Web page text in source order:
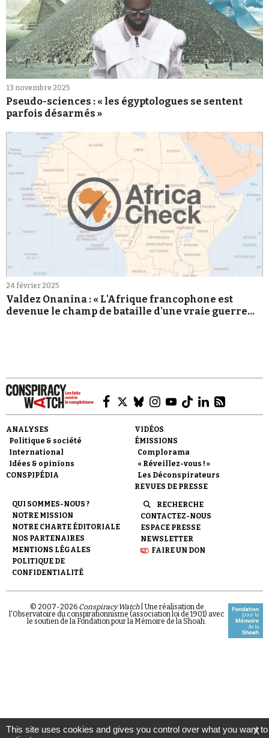
13 novembre 2025
Pseudo-sciences : « les égyptologues se sentent
parfois désarmés »
24 février 2025
Valdez Onanina : « L'Afrique francophone est
devenue le champ de bataille d'une vraie guerre
ANALYSES
Politique & société
International
Idées & opinions
CONSPIPÉDIA
VIDÉOS
ÉMISSIONS
Complorama
« Réveillez-vous ! »
Les Déconspirateurs
REVUES DE PRESSE
QUI SOMMES-NOUS ?
NOTRE MISSION
NOTRE CHARTE ÉDITORIALE
NOS PARTENAIRES
MENTIONS LÉGALES
POLITIQUE DE
CONFIDENTIALITÉ
RECHERCHE
CONTACTEZ-NOUS
ESPACE PRESSE
NEWSLETTER
FAIRE UN DON
© 2007-2026 Conspiracy Watch| Une réalisation de
l'Observatoire du conspirationnisme (association loi de 1901) avec
le soutien de la Fondation pour la Mémoire de la Shoah.
X
This site uses cookies and gives you control over what you want to